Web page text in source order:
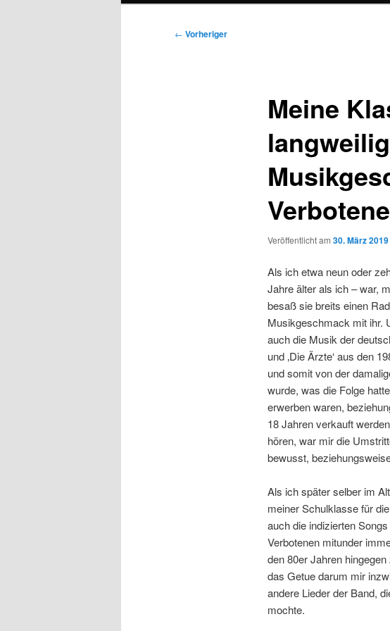
Beitragsnavigation
← Vorheriger
Meine
Veröffentlicht am 30. März 2019
Als ich etwa neun oder
Jahre älter als ich – war,
besaß sie breits einen
Musikgeschmack mit ihr.
auch die Musik der
und ‚Die Ärzte‘ aus den
und somit von der
wurde, was die Folge
erwerben waren,
18 Jahren verkauft
hören, war mir die
bewusst,
Als ich später selber im
meiner Schulklasse für
auch die indizierten
Verbotenen mitunder
den 80er Jahren
das Getue darum mir
andere Lieder der Band,
mochte.